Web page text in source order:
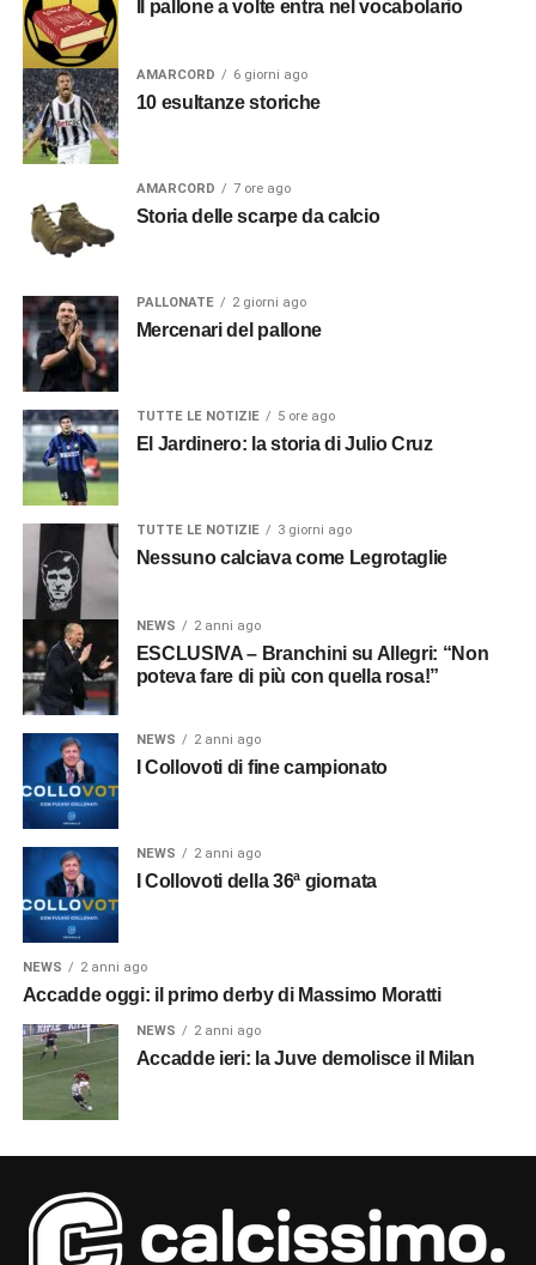
Il pallone a volte entra nel vocabolario
AMARCORD 6 giorni ago
10 esultanze storiche
AMARCORD 7 ore ago
Storia delle scarpe da calcio
PALLONATE 2 giorni ago
Mercenari del pallone
TUTTE LE NOTIZIE 5 ore ago
El Jardinero: la storia di Julio Cruz
TUTTE LE NOTIZIE 3 giorni ago
Nessuno calciava come Legrotaglie
NEWS 2 anni ago
ESCLUSIVA – Branchini su Allegri: “Non
poteva fare di più con quella rosa!”
NEWS 2 anni ago
I Collovoti di fine campionato
NEWS 2 anni ago
I Collovoti della 36ª giornata
NEWS 2 anni ago
Accadde oggi: il primo derby di Massimo Moratti
NEWS 2 anni ago
Accadde ieri: la Juve demolisce il Milan